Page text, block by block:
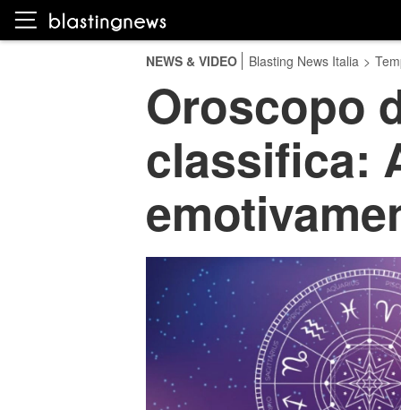
NEWS & VIDEO Blasting News Italia >
Oroscopo
classifica: